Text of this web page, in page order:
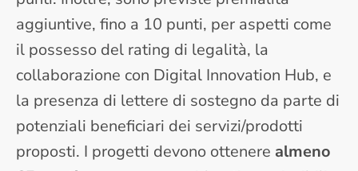
aggiuntive, fino a 10 punti, per aspetti come
il possesso del rating di legalità, la
collaborazione con Digital Innovation Hub, e
la presenza di lettere di sostegno da parte di
potenziali beneficiari dei servizi/prodotti
proposti. I progetti devono ottenere almeno